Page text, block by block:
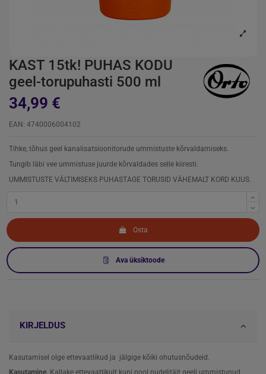
KAST 15tk! PUHAS KODU
geel-torupuhasti 500 ml
34,99 €
EAN: 4740006004102
Tihke, tõhus geel kanalisatsioonitorude ummistuste kõrvaldamiseks.
Tungib läbi vee ummistuse juurde kõrvaldades selle kiiresti.
UMMISTUSTE VÄLTIMISEKS PUHASTAGE TORUSID VÄHEMALT KORD KUUS.
Osta
Ava üksiktoode
KIRJELDUS
Kasutamisel olge ettevaatlikud ja jälgige kõiki ohutusnõudeid.